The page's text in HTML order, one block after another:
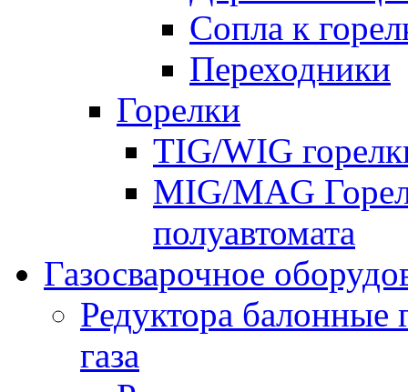
Сопла к
Переходники
Горелки
TIG/WIG
MIG/MAG
полуавтомата
Газосварочное
Редуктора балонные
газа